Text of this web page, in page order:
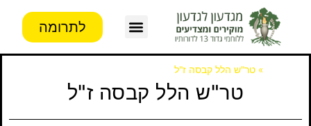
לתרומה
» טר"ש הלל קבסה ז"ל
טר"ש הלל קבסה ז"ל